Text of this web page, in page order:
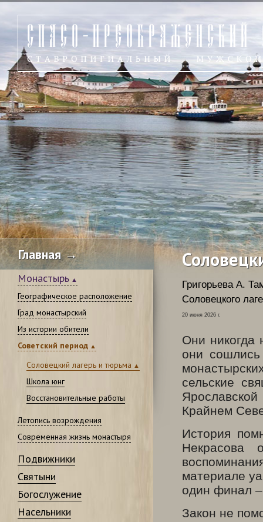
Главная →
Монастырь
Географическое расположение
Град монастырский
Из истории обители
Советский период
Соловецкий лагерь и тюрьма
Школа юнг
Восстановительные работы
Летопись возрождения
Современная жизнь монастыря
Подвижники
Святыни
Богослужение
Насельники
Григорьева А.
Соловецкого
20 июня 2026 г.
Они никогда
они
сельские
Крайнем
История
Некрасова
материале
один финал –
Закон не